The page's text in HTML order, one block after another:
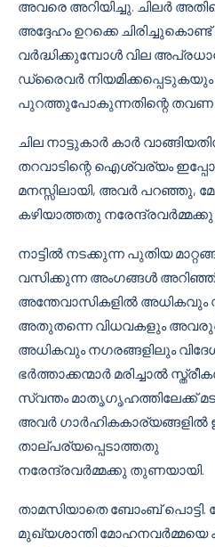
അവരെ അറിയിച്ചു. ചിലർ
അദ്ദേഹം ഉറക്കെ
വർദ്ധിക്കുമ്പോൾ വില
ഡ്രൈവർ നിയമിക്കപ്പെടുകയും
പുറത്തുപോകുന്നതിന്റെ തവണ
ചില നാട്ടുകാർ കാർ
തറവാടിന്റെ ഐശ്വര്യം
മനസ്സിലായി, അവർ പറഞ്ഞു,
കഴിയാത്തതു
നാട്ടിൽ നടക്കുന്ന പുതിയ
വസിക്കുന്ന അംഗങ്ങൾ
അന്തേവാസികളിൽ അധികവും
അതുതന്നെ വിധവകളും
അധികവും നഗരങ്ങളിലും
ഭർത്താക്കന്മാർ മരിച്ചാൽ
സ്വന്തം മാതൃഗൃഹത്തിലേക്ക്
അവർ ഗാർഹികകാര്യങ്ങളിൽ
താല്പര്യപ്പെടാത്തതു
നരേന്ദ്രവർമ്മക്കു തുണയായി.
താമസിയാതെ ബോംബ് പൊട്ടി.
മുഖ്യശാന്തി മോഹനവർമ്മയെ